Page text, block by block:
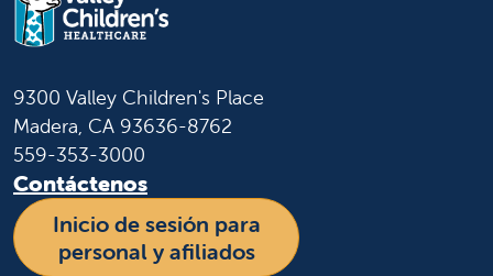
9300 Valley Children's Place
Madera, CA 93636-8762
559-353-3000
Contáctenos
Inicio de sesión para
personal y afiliados